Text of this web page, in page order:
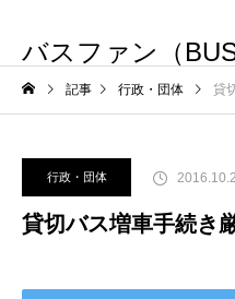
バスファン（
記事 行政・団体 貸
行政・団体
貸切バス増車手続